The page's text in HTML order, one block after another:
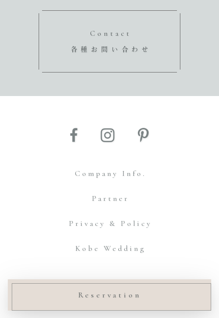
Reservation
Contact
各種お問い合わせ
Company Info.
Partner
Privacy & Policy
Kobe Wedding
© Amtteliebe Co.,Ltd.